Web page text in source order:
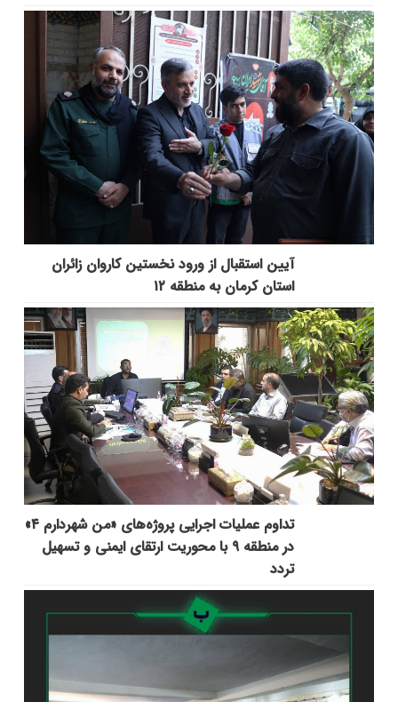
آیین استقبال از ورود نخستین کاروان زائران
استان کرمان به منطقه ۱۲
تداوم عملیات اجرایی پروژه‌های «من شهردارم ۴»
در منطقه ۹ با محوریت ارتقای ایمنی و تسهیل
تردد